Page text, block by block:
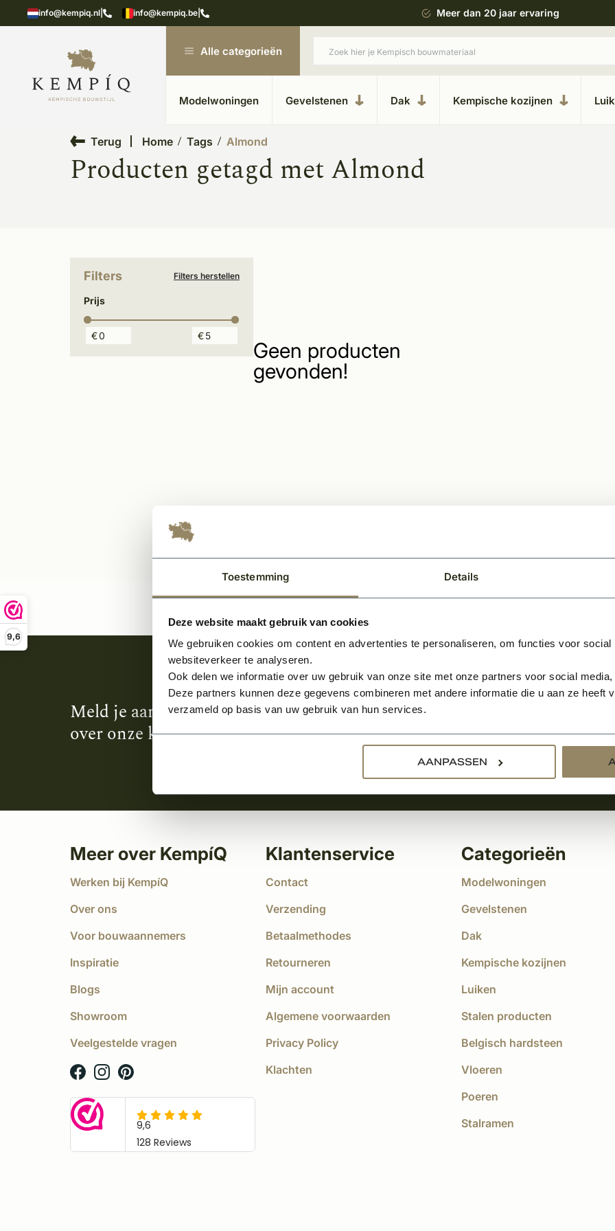
Toestemming Details
Deze website maakt gebruik van cookies
We gebruiken cookies om content en advertenties te personaliseren, om functies voor
websiteverkeer te analyseren.
Ook delen we informatie over uw gebruik van onze site met onze partners voor social
Deze partners kunnen deze gegevens combineren met andere informatie die u aan ze heeft
verzameld op basis van uw gebruik van hun services.
AANPASSEN
9,6
info@kempiq.nl info@kempiq.be
in Kesteren Unieke materialen in kempische bouwstijl Meer dan 20 jaar ervaring
Alle categorieën
Modelwoningen Gevelstenen Dak Kempische kozijnen
Terug Home Tags Almond
Producten getagd met Almond
Filters Filters herstellen
Prijs
€ €
Geen producten
gevonden!
Meld je aan en ontvang het laatste nieuws
over onze kempische bouwstijl!
Meer over KempíQ
Werken bij KempíQ
Over ons
Voor bouwaannemers
Inspiratie
Blogs
Showroom
Veelgestelde vragen
Klantenservice
Contact
Verzending
Betaalmethodes
Retourneren
Mijn account
Algemene voorwaarden
Privacy Policy
Klachten
Categorieën
Modelwoningen
Gevelstenen
Dak
Kempische kozijnen
Luiken
Stalen producten
Belgisch hardsteen
Vloeren
Poeren
Stalramen